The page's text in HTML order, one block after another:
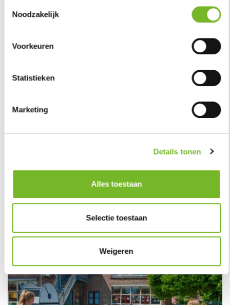
Noodzakelijk
Voorkeuren
Statistieken
Marketing
Details tonen
Alles toestaan
Selectie toestaan
Weigeren
Groenhovenbad en de activiteiten die er georganiseerd worden